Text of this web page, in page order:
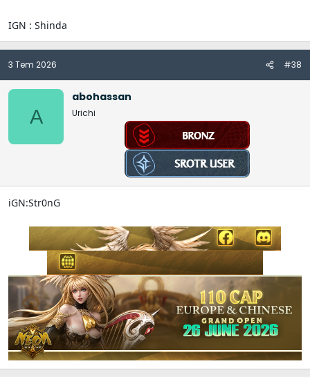
IGN : Shinda
3 Tem 2026 #38
A
abohassan
Urichi
iGN:Str0nG